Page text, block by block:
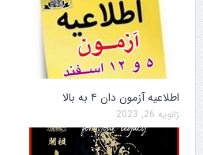
اطلاعیه آزمون دان ۴ به بالا
ژانویه 26, 2023